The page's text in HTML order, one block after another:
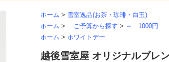
ホーム > 雪室逸品(お茶・珈琲・白玉)
ホーム > ご予算から探す > ～ 1000円
ホーム > ホワイトデー
越後雪室屋 オリジナルブレ